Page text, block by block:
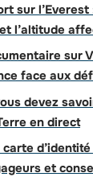
sur
l’altitude
sur
face aux
devez
en direct
et